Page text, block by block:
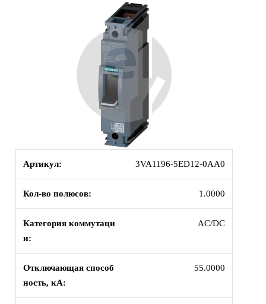
Артикул: 3VA1196-5ED12-0AA0
Кол-во полюсов: 1.0000
Категория коммутаци
и:
AC/DC
Отключающая способ
ность, кА:
55.0000